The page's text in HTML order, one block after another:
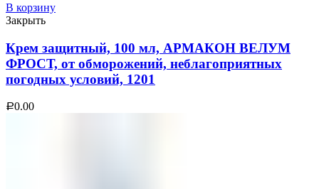
В корзину
Закрыть
Крем защитный, 100 мл, АРМАКОН ВЕЛУМ
ФРОСТ, от обморожений, неблагоприятных
погодных условий, 1201
Р0.00